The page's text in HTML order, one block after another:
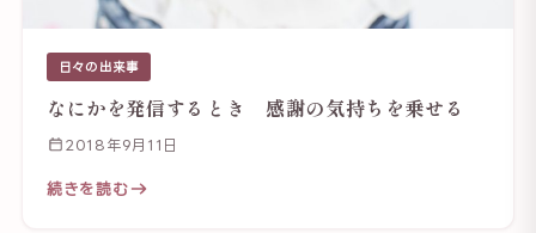
日々の出来事
なにかを発信するとき 感謝の気持ちを乗せる
2018年9月11日
続きを読む